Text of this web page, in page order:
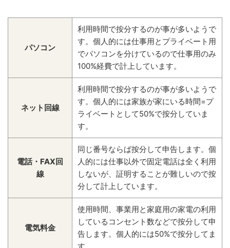
パソコン
利用時間で按分するのが事が多いようで
す。個人的には仕事用とプライベート用
でパソコンを分けているので仕事用のみ
100%経費で計上しています。
ネット回線
利用時間で按分するのが事が多いようで
す。個人的には家族が家にいる時間=プ
ライベートとして50%で按分していま
す。
電話・FAX回
線
同じ番号ならば按分して申告します。個
人的には仕事以外で固定電話は全く利用
しないが、証明することが難しいので按
分して計上しています。
電気料金
使用時間、事業用と家庭用の家電の利用
しているコンセント数などで按分して申
告します。個人的には50%で按分してま